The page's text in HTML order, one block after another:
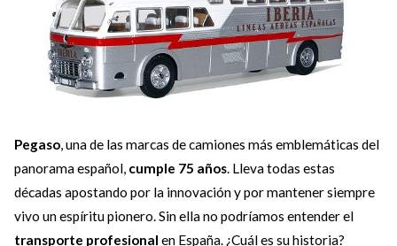
Pegaso, una de las marcas de camiones más emblemáticas del
panorama español, cumple 75 años. Lleva todas estas
décadas apostando por la innovación y por mantener siempre
vivo un espíritu pionero. Sin ella no podríamos entender el
transporte profesional en España. ¿Cuál es su historia?